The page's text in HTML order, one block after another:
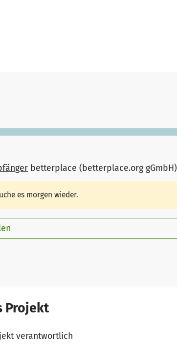
betterplace (betterplace.org gGmbH)
es morgen wieder.
Projekt
verantwortlich